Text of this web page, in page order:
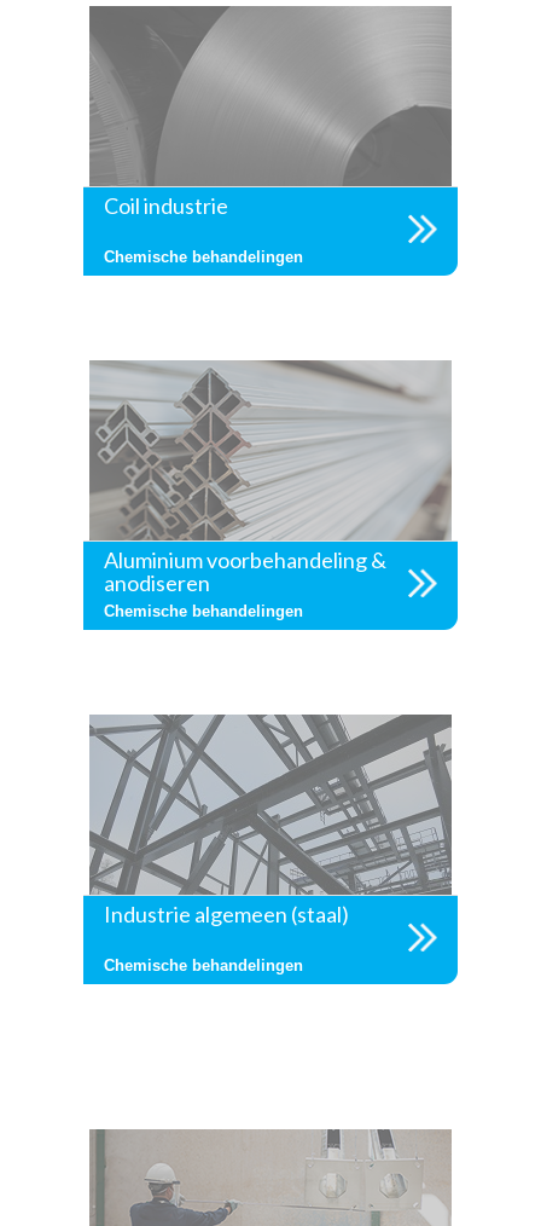
Coil industrie
Chemische behandelingen
Aluminium voorbehandeling &
anodiseren
Chemische behandelingen
Industrie algemeen (staal)
Chemische behandelingen